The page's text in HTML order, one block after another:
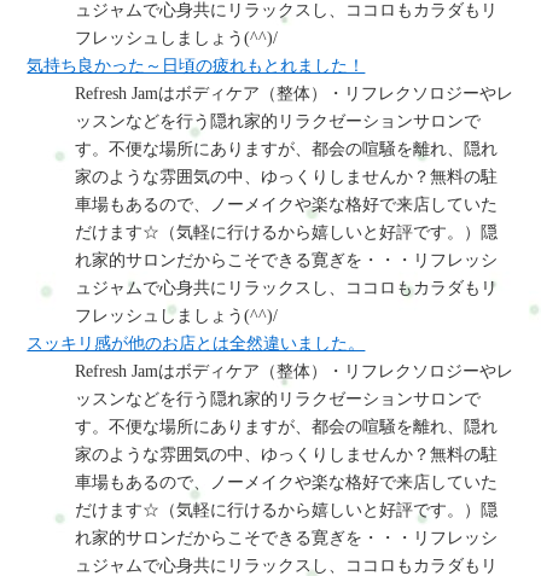
ュジャムで心身共にリラックスし、ココロもカラダもリ
フレッシュしましょう(^^)/
気持ち良かった～日頃の疲れもとれました！
Refresh Jamはボディケア（整体）・リフレクソロジーやレ
ッスンなどを行う隠れ家的リラクゼーションサロンで
す。不便な場所にありますが、都会の喧騒を離れ、隠れ
家のような雰囲気の中、ゆっくりしませんか？無料の駐
車場もあるので、ノーメイクや楽な格好で来店していた
だけます☆（気軽に行けるから嬉しいと好評です。）隠
れ家的サロンだからこそできる寛ぎを・・・リフレッシ
ュジャムで心身共にリラックスし、ココロもカラダもリ
フレッシュしましょう(^^)/
スッキリ感が他のお店とは全然違いました。
Refresh Jamはボディケア（整体）・リフレクソロジーやレ
ッスンなどを行う隠れ家的リラクゼーションサロンで
す。不便な場所にありますが、都会の喧騒を離れ、隠れ
家のような雰囲気の中、ゆっくりしませんか？無料の駐
車場もあるので、ノーメイクや楽な格好で来店していた
だけます☆（気軽に行けるから嬉しいと好評です。）隠
れ家的サロンだからこそできる寛ぎを・・・リフレッシ
ュジャムで心身共にリラックスし、ココロもカラダもリ